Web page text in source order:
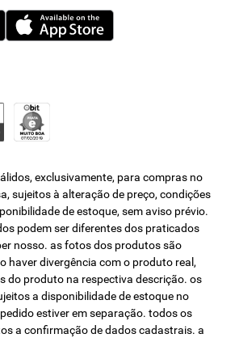
exclusivamente, para compras no
sujeitos à alteração de preço, condições
de estoque, sem aviso prévio.
podem ser diferentes dos praticados
nosso. as fotos dos produtos são
haver divergência com o produto real,
do produto na respectiva descrição. os
a disponibilidade de estoque no
estiver em separação. todos os
a confirmação de dados cadastrais. a